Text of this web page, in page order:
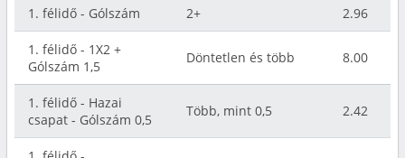
1. félidő - Gólszám 2+ 2.96
1. félidő - 1X2 +
Gólszám 1,5
Döntetlen és több 8.00
1. félidő - Hazai
csapat - Gólszám 0,5
Több, mint 0,5 2.42